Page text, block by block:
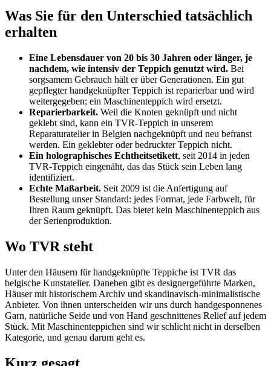
Was Sie für den Unterschied tatsächlich
erhalten
Eine Lebensdauer von 20 bis 30 Jahren oder länger, je
nachdem, wie intensiv der Teppich genutzt wird. Bei
sorgsamem Gebrauch hält er über Generationen. Ein gut
gepflegter handgeknüpfter Teppich ist reparierbar und wird
weitergegeben; ein Maschinenteppich wird ersetzt.
Reparierbarkeit. Weil die Knoten geknüpft und nicht
geklebt sind, kann ein TVR-Teppich in unserem
Reparaturatelier in Belgien nachgeknüpft und neu befranst
werden. Ein geklebter oder bedruckter Teppich nicht.
Ein holographisches Echtheitsetikett, seit 2014 in jeden
TVR-Teppich eingenäht, das das Stück sein Leben lang
identifiziert.
Echte Maßarbeit. Seit 2009 ist die Anfertigung auf
Bestellung unser Standard: jedes Format, jede Farbwelt, für
Ihren Raum geknüpft. Das bietet kein Maschinenteppich aus
der Serienproduktion.
Wo TVR steht
Unter den Häusern für handgeknüpfte Teppiche ist TVR das
belgische Kunstatelier. Daneben gibt es designergeführte Marken,
Häuser mit historischem Archiv und skandinavisch-minimalistische
Anbieter. Von ihnen unterscheiden wir uns durch handgesponnenes
Garn, natürliche Seide und von Hand geschnittenes Relief auf jedem
Stück. Mit Maschinenteppichen sind wir schlicht nicht in derselben
Kategorie, und genau darum geht es.